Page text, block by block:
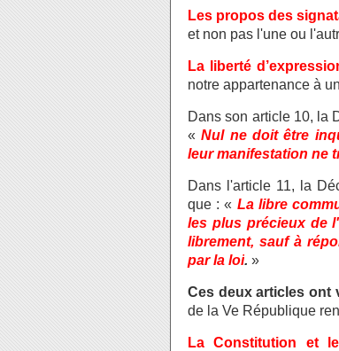
Les propos des
et non pas l'une ou
La liberté
notre appartenance à
Dans son article 10, la
«Nul ne doit être
leur manifestation ne
Dans l'article 11, la
que : « La libre
les plus précieux de
librement, sauf à
par la loi. »
Ces deux articles ont
de la Ve République
La Constitution et